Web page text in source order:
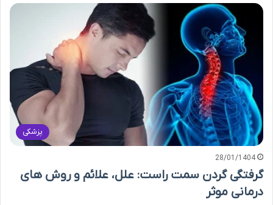
پزشکی
28/01/1404
گرفتگی گردن سمت راست: علل، علائم و روش های
درمانی موثر